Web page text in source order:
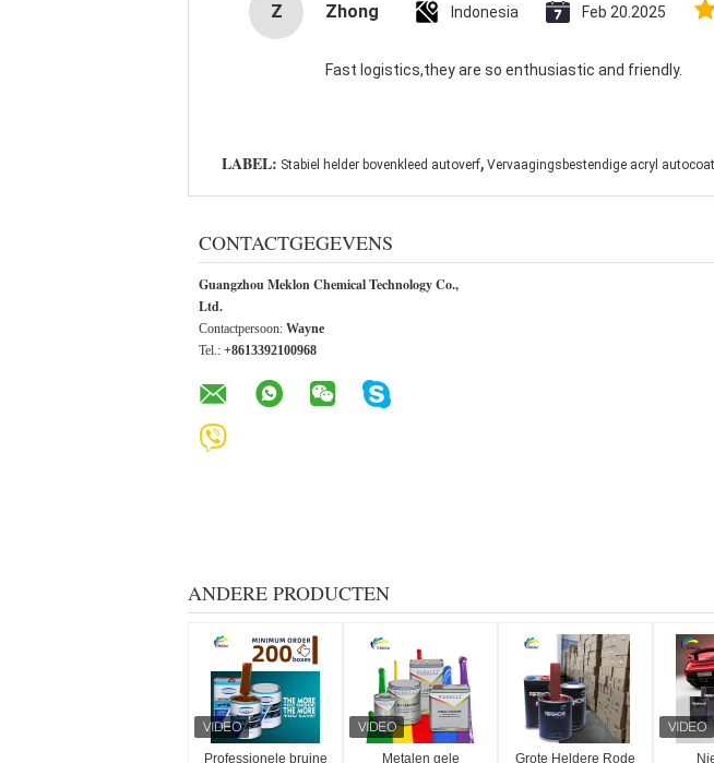
Z Zhong Indonesia Feb 20.2025
Fast logistics,they are so enthusiastic and friendly.
LABEL: Stabiel helder bovenkleed autoverf, Vervaagingsbestendige acryl
CONTACTGEGEVENS
Guangzhou Meklon Chemical Technology Co.,
Ltd.
Contactpersoon: Wayne
Tel.: +8613392100968
ANDERE PRODUCTEN
Professionele bruine Metalen gele Grote Heldere Rode